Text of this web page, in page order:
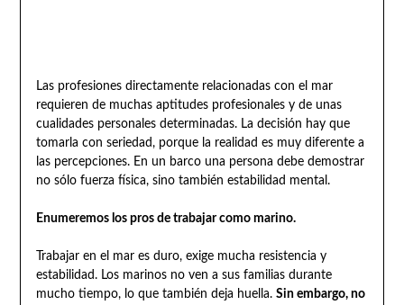
Las profesiones directamente relacionadas con el mar
requieren de muchas aptitudes profesionales y de unas
cualidades personales determinadas. La decisión hay que
tomarla con seriedad, porque la realidad es muy diferente a
las percepciones. En un barco una persona debe demostrar
no sólo fuerza física, sino también estabilidad mental.
Enumeremos los pros de trabajar como marino.
Trabajar en el mar es duro, exige mucha resistencia y
estabilidad. Los marinos no ven a sus familias durante
mucho tiempo, lo que también deja huella. Sin embargo, no